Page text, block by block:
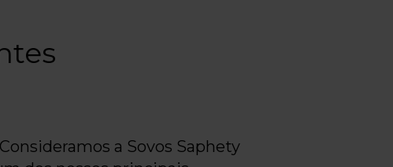
a Sovos Saphety